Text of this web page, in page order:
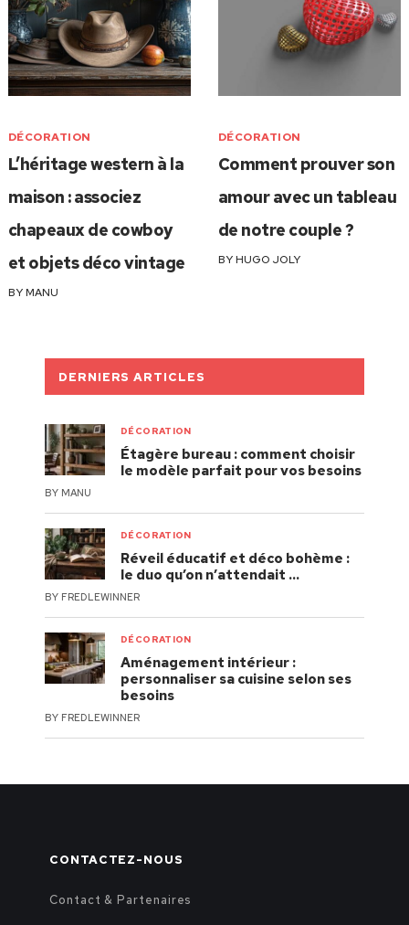
DÉCORATION
L’héritage western à la
maison : associez
chapeaux de cowboy
et objets déco vintage
BYMANU
DÉCORATION
Comment prouver son
amour avec un tableau
de notre couple ?
BYHUGO JOLY
DERNIERS ARTICLES
DÉCORATION
Étagère bureau : comment choisir
le modèle parfait pour vos besoins
BY MANU
DÉCORATION
Réveil éducatif et déco bohème :
le duo qu’on n’attendait …
BY FREDLEWINNER
DÉCORATION
Aménagement intérieur :
personnaliser sa cuisine selon ses
besoins
BY FREDLEWINNER
CONTACTEZ-NOUS
Contact & Partenaires